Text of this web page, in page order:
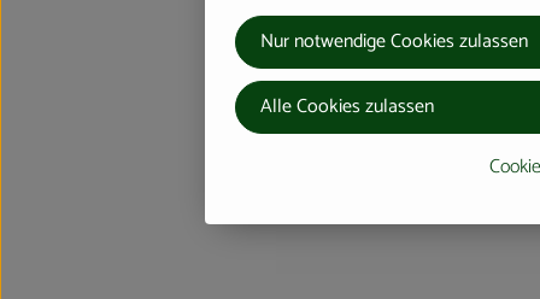
Nur notwendige Cookies zulassen
Alle Cookies zulassen